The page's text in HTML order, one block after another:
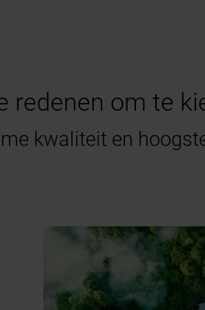
redenen om te
kwaliteit en